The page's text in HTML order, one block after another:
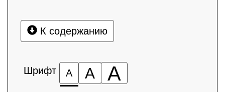
К содержанию
Шрифт А А А